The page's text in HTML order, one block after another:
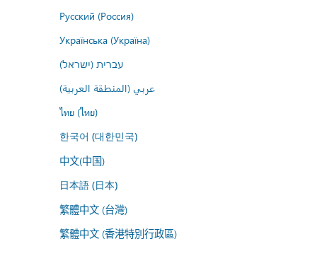
Русский (Россия)
Українська (Україна)
עברית (ישראל)
عربي (المنطقة العربية)
ไทย (ไทย)
한국어 (대한민국)
中文(中国)
日本語 (日本)
繁體中文 (台灣)
繁體中文 (香港特別行政區)